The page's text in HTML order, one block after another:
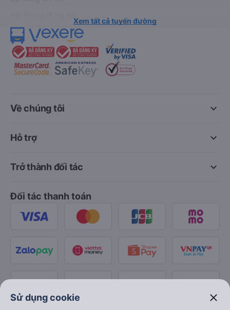
Xem tất cả tuyến đường
keyboard_arrow_down
Về chúng tôi
keyboard_arrow_down
Hỗ trợ
keyboard_arrow_down
Trở thành đối tác
Đối tác thanh toán
Sử dụng cookie close